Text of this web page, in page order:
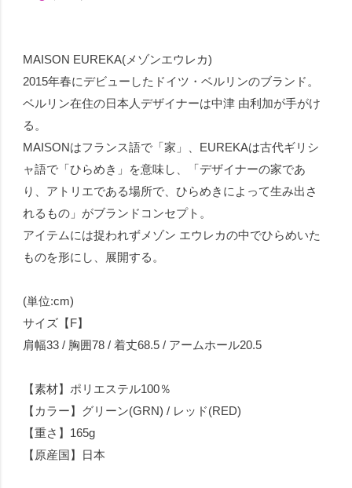
MAISON EUREKA(メゾンエウレカ)
2015年春にデビューしたドイツ・ベルリンのブランド。
ベルリン在住の日本人デザイナーは中津 由利加が手がけ
る。
MAISONはフランス語で「家」、EUREKAは古代ギリシ
ャ語で「ひらめき」を意味し、「デザイナーの家であ
り、アトリエである場所で、ひらめきによって生み出さ
れるもの」がブランドコンセプト。
アイテムには捉われずメゾン エウレカの中でひらめいた
ものを形にし、展開する。
(単位:cm)
サイズ【F】
肩幅33 / 胸囲78 / 着丈68.5 / アームホール20.5
【素材】ポリエステル100％
【カラー】グリーン(GRN) / レッド(RED)
【重さ】165g
【原産国】日本